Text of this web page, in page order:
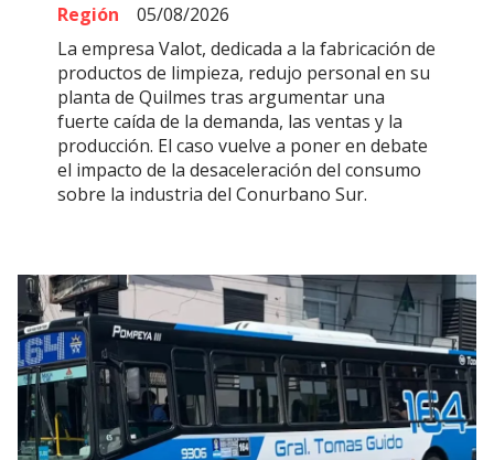
Región
05/08/2026
La empresa Valot, dedicada a la fabricación de
productos de limpieza, redujo personal en su
planta de Quilmes tras argumentar una
fuerte caída de la demanda, las ventas y la
producción. El caso vuelve a poner en debate
el impacto de la desaceleración del consumo
sobre la industria del Conurbano Sur.